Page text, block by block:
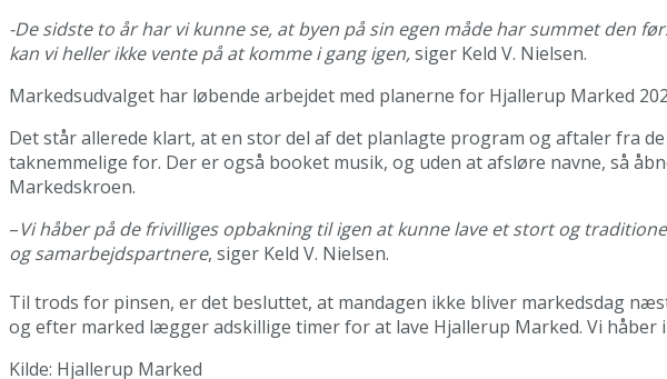
-De sidste to år har vi kunne se, at byen på sin egen måde har summet den
kan vi heller ikke vente på at komme i gang igen,siger Keld V. Nielsen.
Markedsudvalget har løbende arbejdet med planerne for Hjallerup Marked
Det står allerede klart, at en stor del af det planlagte program og aftaler fra
taknemmelige for. Der er også booket musik, og uden at afsløre navne, så
Markedskroen.
–Vi håber på de frivilliges opbakning til igen at kunne lave et stort og
og samarbejdspartnere, siger Keld V. Nielsen.
Til trods for pinsen, er det besluttet, at mandagen ikke bliver markedsdag
og efter marked lægger adskillige timer for at lave Hjallerup Marked. Vi
Kilde: Hjallerup Marked